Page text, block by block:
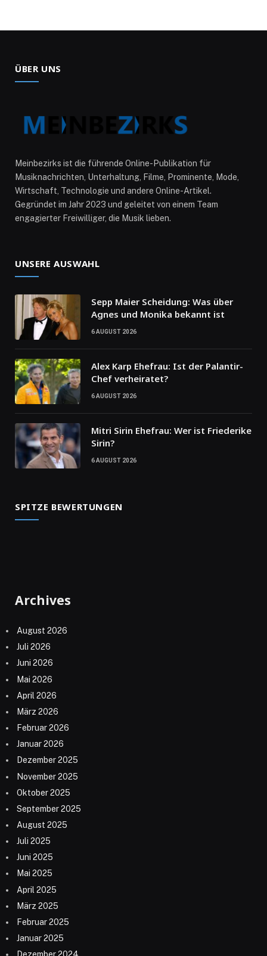
ÜBER UNS
Meinbezirks ist die führende Online-Publikation für
Musiknachrichten, Unterhaltung, Filme, Prominente, Mode,
Wirtschaft, Technologie und andere Online-Artikel.
Gegründet im Jahr 2023 und geleitet von einem Team
engagierter Freiwilliger, die Musik lieben.
UNSERE AUSWAHL
Sepp Maier Scheidung: Was über
Agnes und Monika bekannt ist
6 AUGUST 2026
Alex Karp Ehefrau: Ist der Palantir-
Chef verheiratet?
6 AUGUST 2026
Mitri Sirin Ehefrau: Wer ist Friederike
Sirin?
6 AUGUST 2026
SPITZE BEWERTUNGEN
Archives
August 2026
Juli 2026
Juni 2026
Mai 2026
April 2026
März 2026
Februar 2026
Januar 2026
Dezember 2025
November 2025
Oktober 2025
September 2025
August 2025
Juli 2025
Juni 2025
Mai 2025
April 2025
März 2025
Februar 2025
Januar 2025